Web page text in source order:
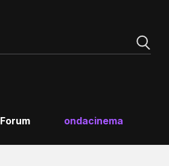
Forum ondacinema